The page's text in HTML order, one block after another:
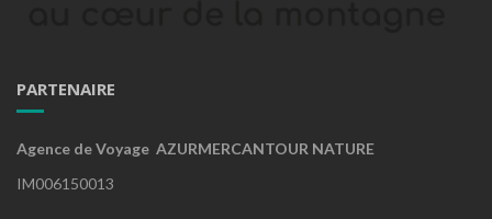
PARTENAIRE
Agence de Voyage AZURMERCANTOUR NATURE
IM006150013